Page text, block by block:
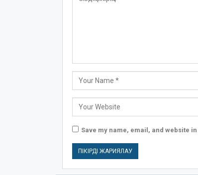
Save my name, email, and website